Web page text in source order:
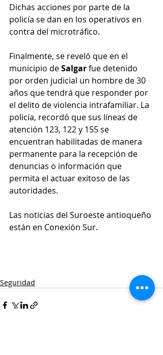
Dichas acciones por parte de la
policía se dan en los operativos en
contra del microtráfico.
Finalmente, se reveló que en el
municipio de Salgar fue detenido
por orden judicial un hombre de 30
años que tendrá que responder por
el delito de violencia intrafamiliar. La
policía, recordó que sus líneas de
atención 123, 122 y 155 se
encuentran habilitadas de manera
permanente para la recepción de
denuncias o información que
permita el actuar exitoso de las
autoridades.
Las noticias del Suroeste antioqueño
están en Conexión Sur.
Seguridad